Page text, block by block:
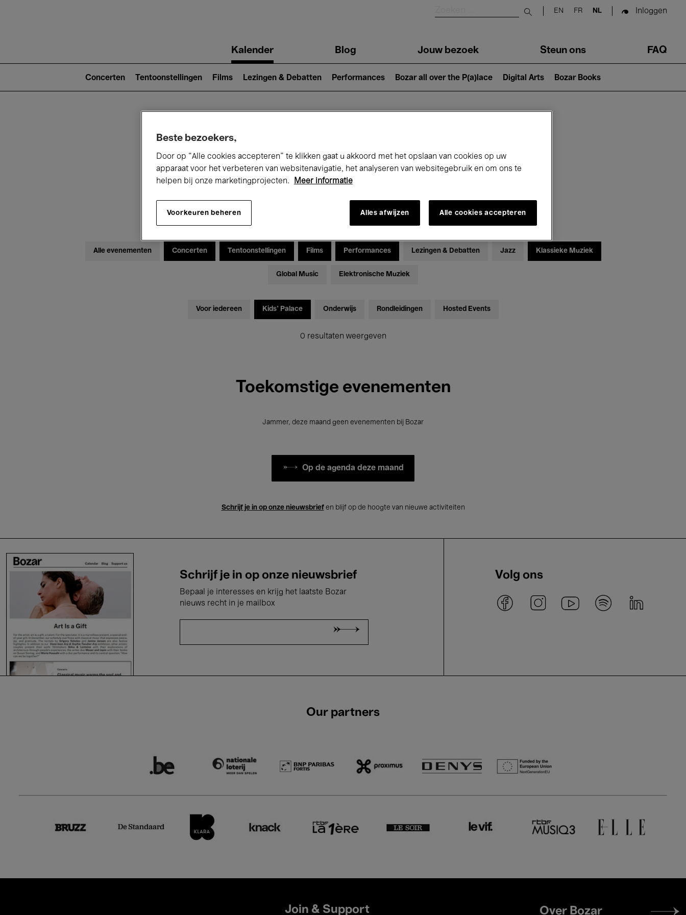
Submit search
EN FR NL Inloggen
navigationKalender Blog Jouw bezoek Steun ons FAQ
2)
Concerten Tentoonstellingen Films Lezingen & Debatten Performances Bozar all over the P(a)lace Digital Arts Bozar Books
Alle evenementen Concerten Tentoonstellingen Films Performances Lezingen & Debatten Jazz Klassieke Muziek
Global Music Elektronische Muziek
Voor iedereen Kids’ Palace Onderwijs Rondleidingen Hosted Events
0 resultaten weergeven
Toekomstige evenementen
Jammer, deze maand geen evenementen bij Bozar
Op de agenda deze maand
Schrijf je in op onze nieuwsbriefen blijf op de hoogte van nieuwe activiteiten
Schrijf je in op onze nieuwsbrief
Bepaal je interesses en krijg het laatste Bozar
nieuws recht in je mailbox
Volg ons
Our partners
Join & Support
Footer
Over Bozar
Beste bezoekers,
Door op “Alle cookies accepteren” te klikken gaat u akkoord met het opslaan van cookies op uw
apparaat voor het verbeteren van websitenavigatie, het analyseren van websitegebruik en om ons te
helpen bij onze marketingprojecten.
Meer informatie
Voorkeuren beheren Alles afwijzen Alle cookies accepteren